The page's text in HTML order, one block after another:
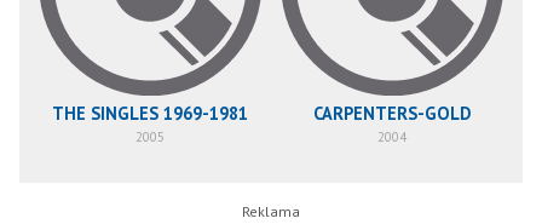
THE SINGLES 1969-1981
2005
CARPENTERS-GOLD
2004